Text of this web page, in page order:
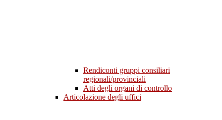
Rendiconti gruppi consiliari
regionali/provinciali
Atti degli organi di controllo
Articolazione degli uffici